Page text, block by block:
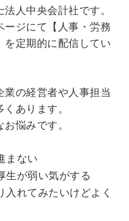
人中央会計社です。
ージにて【人事・労務
を定期的に配信してい
の経営者や人事担当
あります。
悩みです。
まない
生が弱い気がする
入れてみたいけどよく